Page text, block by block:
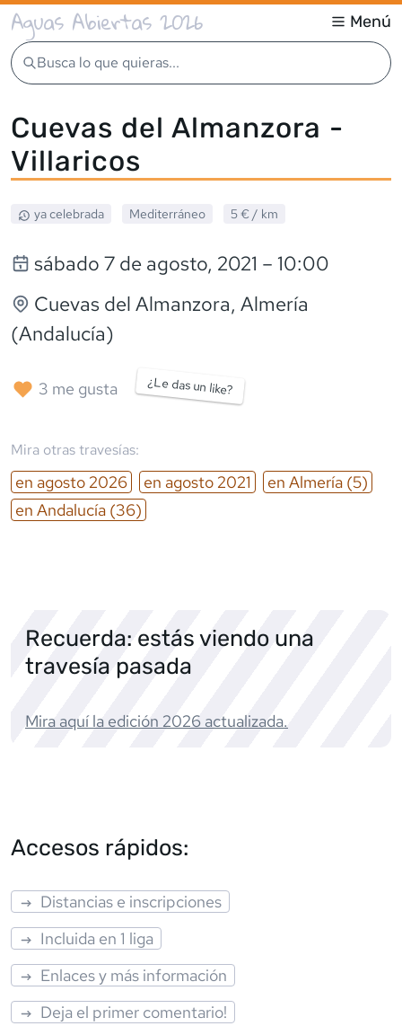
Aguas Abiertas 2026 Menú
Busca lo que quieras...
Cuevas del Almanzora -
Villaricos
ya celebrada Mediterráneo 5 € / km
sábado 7 de agosto, 2021 – 10:00
Cuevas del Almanzora, Almería
(Andalucía)
3 me gusta ¿Le das un like?
Mira otras travesías:
en agosto 2026 en agosto 2021 en Almería (5)
en Andalucía (36)
Recuerda: estás viendo una
travesía pasada
Mira aquí la edición 2026 actualizada.
Accesos rápidos:
Distancias e inscripciones
Incluida en 1 liga
Enlaces y más información
Deja el primer comentario!